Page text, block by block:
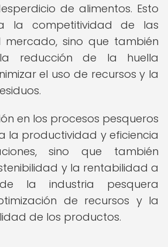
de alimentos. Esto
la competitividad de las
mercado, sino que también
reducción de la huella
el uso de recursos y la
en los procesos pesqueros
la productividad y eficiencia
sino que también
y la rentabilidad a
la industria pesquera
de recursos y la
de los productos.